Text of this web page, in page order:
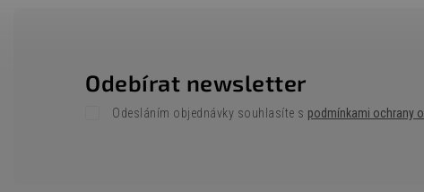
Odebírat newsletter
Odesláním objednávky souhlasíte s podmínkami ochrany